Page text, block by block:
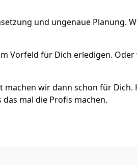
und ungenaue Planung.
Vorfeld für Dich erledigen.
wir dann schon für Dich.
mal die Profis machen.